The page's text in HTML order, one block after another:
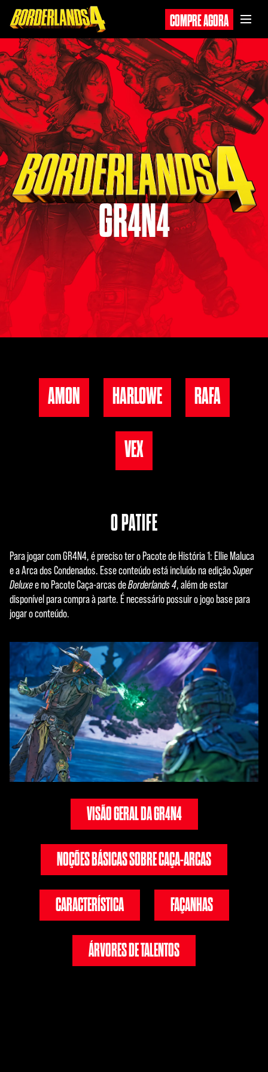
COMPRE AGORA
GR4N4
AMON HARLOWE RAFA
VEX
O PATIFE
Para jogar com GR4N4, é preciso ter o Pacote de História 1: Ellie Maluca
e a Arca dos Condenados. Esse conteúdo está incluído na ediçãoSuper
Deluxee no Pacote Caça-arcas deBorderlands 4, além de estar
disponível para compra à parte. É necessário possuir o jogo base para
jogar o conteúdo.
VISÃO GERAL DA GR4N4
NOÇÕES BÁSICAS SOBRE CAÇA-ARCAS
CARACTERÍSTICA FAÇANHAS
ÁRVORES DE TALENTOS